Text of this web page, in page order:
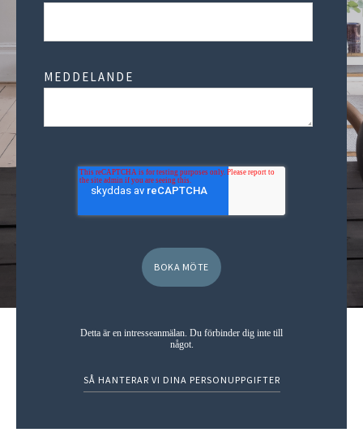
MEDDELANDE
Detta är en intresseanmälan. Du förbinder dig inte till
något.
SÅ HANTERAR VI DINA PERSONUPPGIFTER